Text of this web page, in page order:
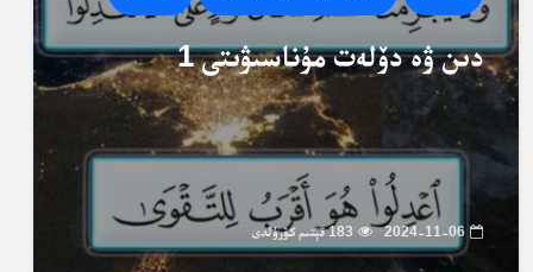
دىن ۋە دۆلەت مۇناسىۋىتى 1
2024-11-06 183 قېتىم كۆرۈلدى